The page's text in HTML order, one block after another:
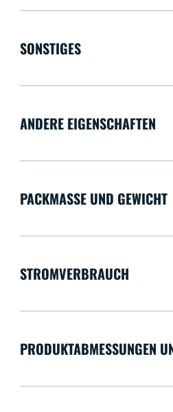
SONSTIGES
ANDERE EIGENSCHAFTEN
PACKMASSE UND GEWICHT
STROMVERBRAUCH
PRODUKTABMESSUNGEN